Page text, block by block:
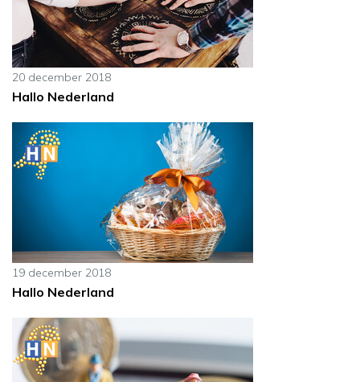
20 december 2018
Hallo Nederland
19 december 2018
Hallo Nederland